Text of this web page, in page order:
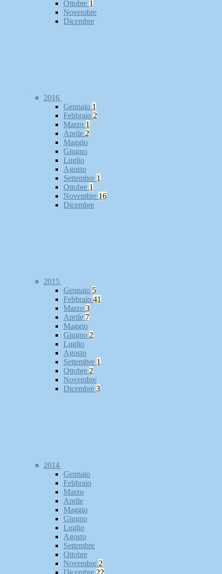
Ottobre 1
Novembre
Dicembre
2016
Gennaio 1
Febbraio 2
Marzo 1
Aprile 2
Maggio
Giugno
Luglio
Agosto
Settembre 1
Ottobre 1
Novembre 16
Dicembre
2015
Gennaio 5
Febbraio 41
Marzo 3
Aprile 7
Maggio
Giugno 2
Luglio
Agosto
Settembre 1
Ottobre 2
Novembre
Dicembre 3
2014
Gennaio
Febbraio
Marzo
Aprile
Maggio
Giugno
Luglio
Agosto
Settembre
Ottobre
Novembre 2